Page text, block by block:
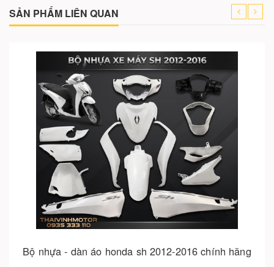
SẢN PHẨM LIÊN QUAN
Bộ nhựa xe sh 2017 - 2019
Cho vào giỏ hàng